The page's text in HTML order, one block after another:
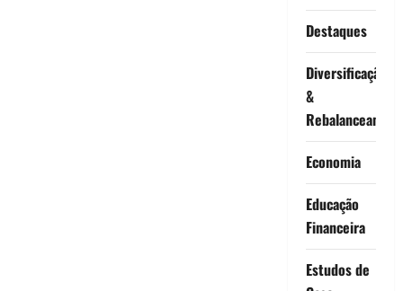
Destaques
Diversificação
&
Economia
Educação
Financeira
Estudos de